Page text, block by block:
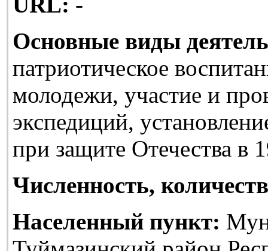
Основные виды
патриотическое
молодежи, участие и
экспедиций,
при защите Отечества в
Численность,
Населенный пункт: